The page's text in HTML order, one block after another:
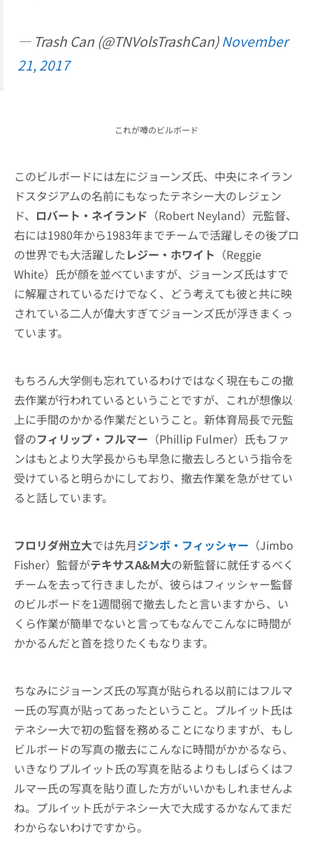
— Trash Can (@TNVolsTrashCan)November
21, 2017
これが噂のビルボード
このビルボードには左にジョーンズ氏、中央にネイラン
ドスタジアムの名前にもなったテネシー大のレジェン
ド、 ロバート・ネイランド （Robert Neyland）元監督、
右には1980年から1983年までチームで活躍しその後プロ
の世界でも大活躍したレジー・ホワイト （Reggie
White）氏が顔を並べていますが、ジョーンズ氏はすで
に解雇されているだけでなく、どう考えても彼と共に映
されている二人が偉大すぎてジョーンズ氏が浮きまくっ
ています。
もちろん大学側も忘れているわけではなく現在もこの撤
去作業が行われているということですが、これが想像以
上に手間のかかる作業だということ。新体育局長で元監
督のフィリップ・フルマー （Phillip Fulmer）氏もファ
ンはもとより大学長からも早急に撤去しろという指令を
受けていると明らかにしており、撤去作業を急がせてい
ると話しています。
フロリダ州立大では先月ジンボ・フィッシャー （Jimbo
Fisher）監督がテキサスA&M大の新監督に就任するべく
チームを去って行きましたが、彼らはフィッシャー監督
のビルボードを1週間弱で撤去したと言いますから、い
くら作業が簡単でないと言ってもなんでこんなに時間が
かかるんだと首を捻りたくもなります。
ちなみにジョーンズ氏の写真が貼られる以前にはフルマ
ー氏の写真が貼ってあったということ。プルイット氏は
テネシー大で初の監督を務めることになりますが、もし
ビルボードの写真の撤去にこんなに時間がかかるなら、
いきなりプルイット氏の写真を貼るよりもしばらくはフ
ルマー氏の写真を貼り直した方がいいかもしれませんよ
ね。プルイット氏がテネシー大で大成するかなんてまだ
わからないわけですから。